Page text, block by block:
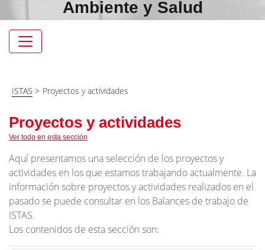
Ambiente y Salud
Navegación
ISTAS > Proyectos y actividades
Proyectos y actividades
Ver todo en esta sección
Aquí presentamos una selección de los proyectos y
actividades en los que estamos trabajando actualmente. La
información sobre proyectos y actividades realizados en el
pasado se puede consultar en los Balances de trabajo de
ISTAS.
Los contenidos de esta sección son: